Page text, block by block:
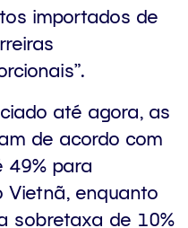
importados de
até agora, as
de acordo com
49% para
Vietnã, enquanto
sobretaxa de 10%